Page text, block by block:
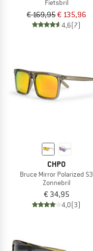
Fietsbril
€ 169,95€ 135,96
4,6(7)
CHPO
Bruce Mirror Polarized S3
Zonnebril
€ 34,95
4,0(3)